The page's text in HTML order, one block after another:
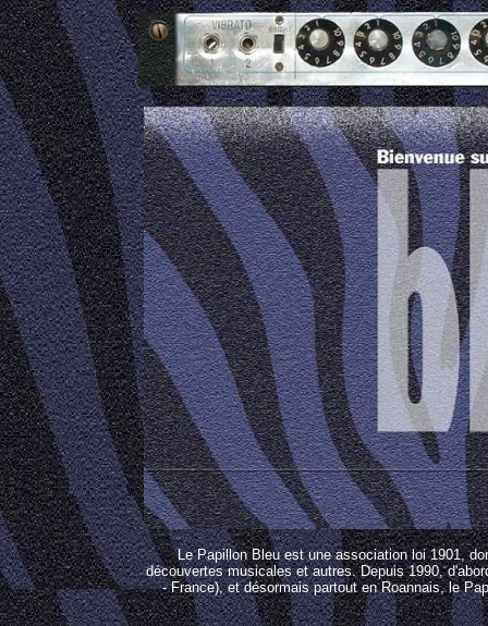
Le Papillon Bleu est une association loi 1901,
découvertes musicales et autres.Depuis 1990,
- France), et désormais partout en Roannais, le